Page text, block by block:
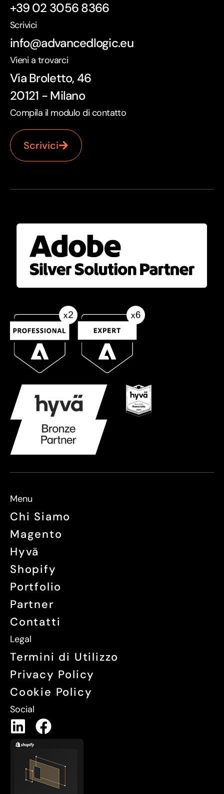
+39 02 3056 8366
Scrivici
info@advancedlogic.eu
Vieni a trovarci
Via Broletto, 46
20121 - Milano
Compila il modulo di contatto
Scrivici
Menu
Chi Siamo
Magento
Hyvä
Shopify
Portfolio
Partner
Contatti
Legal
Termini di Utilizzo
Privacy Policy
Cookie Policy
Social